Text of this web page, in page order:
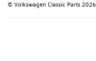
© Volkswagen Classic Parts 2026